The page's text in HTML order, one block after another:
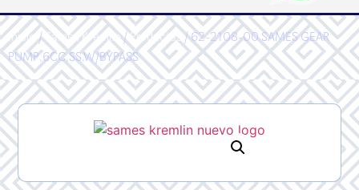
Inicio/Sames Kremlin/Productos/ 62-2108-00 SAMES GEAR
PUMP,6CC,SS,W/BYPASS